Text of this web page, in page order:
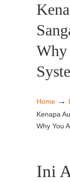
Why
Home →
Kenapa
Why You
Ini